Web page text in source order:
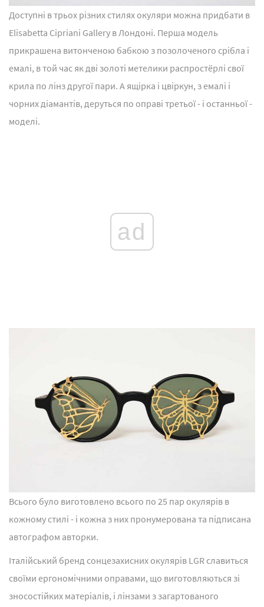
Доступні в трьох різних стилях окуляри можна придбати в
Elisabetta Cipriani Gallery в Лондоні. Перша модель
прикрашена витонченою бабкою з позолоченого срібла і
емалі, в той час як дві золоті метелики распростёрлі свої
крила по лінз другої пари. А ящірка і цвіркун, з емалі і
чорних діамантів, деруться по оправі третьої - і останньої -
моделі.
ad
Всього було виготовлено всього по 25 пар окулярів в
кожному стилі - і кожна з них пронумерована та підписана
автографом авторки.
Італійський бренд сонцезахисних окулярів LGR славиться
своїми ергономічними оправами, що виготовляються зі
зносостійких матеріалів, і лінзами з загартованого